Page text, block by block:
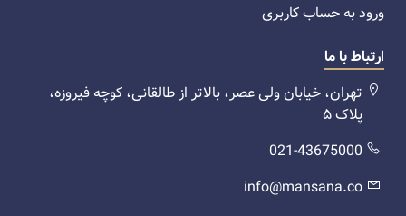
ورود به حساب کاربری
ارتباط با ما
تهران، خیابان ولی عصر، بالاتر از طالقانی، کوچه فیروزه،
پلاک ۵
021-43675000
info@mansana.co